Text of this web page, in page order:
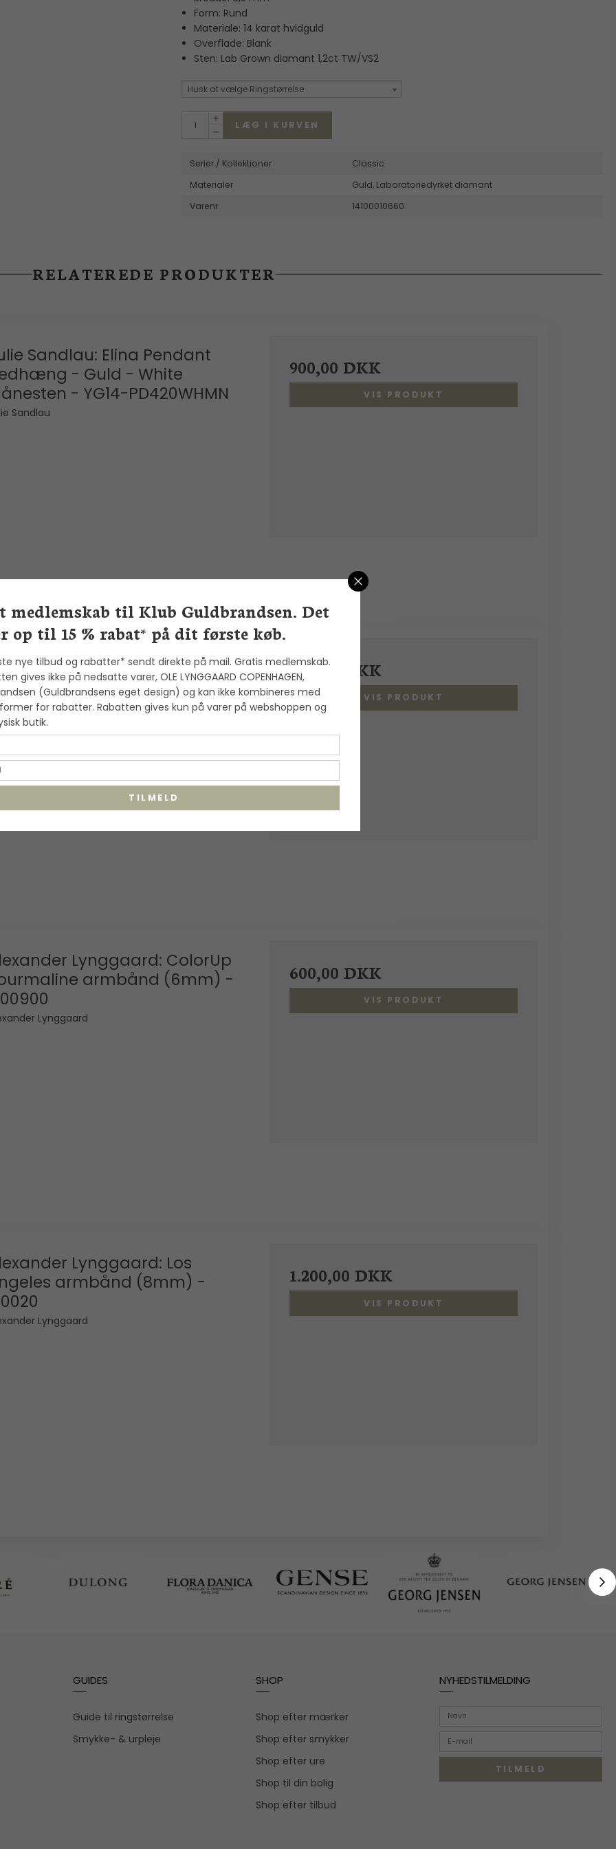
Wille Jewellery
Form: Rund
Materiale: 14 karat hvidguld
Overflade: Blank
Sten: Lab Grown diamant 1,2ct TW/VS2
Husk at vælge Ringstørrelse
LÆG I KURVEN
Serier / Kollektioner
Classic
Materialer
Guld, Laboratoriedyrket diamant
Varenr.
14100010660
RELATEREDE PRODUKTER
Sandlau: Elina Pendant
- Guld - White
- YG14-PD420WHMN
Sandlau
900,00 DKK
VIS PRODUKT
Lynggaard: ColorUp
Stone armbånd (8mm) -
Lynggaard
700,00 DKK
VIS PRODUKT
Lynggaard: ColorUp
armbånd (6mm) -
Lynggaard
600,00 DKK
VIS PRODUKT
Lynggaard: Los
armbånd (8mm) -
Lynggaard
1.200,00 DKK
VIS PRODUKT
GUIDES
Guide til ringstørrelse
Smykke- & urpleje
SHOP
Shop efter mærker
Shop efter smykker
Shop efter ure
Shop til din bolig
Shop efter tilbud
NYHEDSTILMELDING
TILMELD
medlemskab til Klub Guldbrandsen. Det
op til 15 % rabat* på dit første køb.
nye tilbud og rabatter* sendt direkte på mail. Gratis medlemskab.
gives ikke på nedsatte varer, OLE LYNGGAARD COPENHAGEN,
(Guldbrandsens eget design) og kan ikke kombineres med
for rabatter. Rabatten gives kun på varer på webshoppen og
butik.
TILMELD